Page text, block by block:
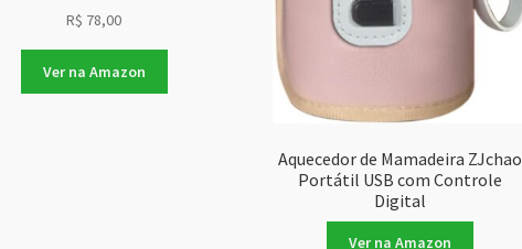
R$ 78,00
Ver na Amazon
Aquecedor de Mamadeira ZJchao
Portátil USB com Controle
Digital
Ver na Amazon